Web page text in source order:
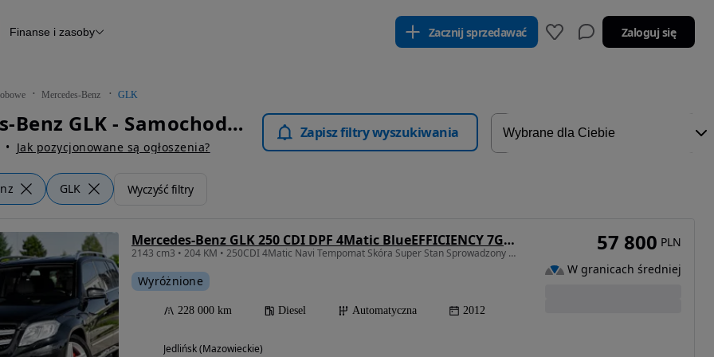
Raport z inspekcji
Otomoto News
Finanse i zasoby Zacznij sprzedawać Zaloguj się
Mercedes-Benz GLK
Mercedes-Benz GLK - Samochody Osobowe
Jak pozycjonowane są ogłoszenia?
Zapisz filtry wyszukiwania
GLK Wyczyść filtry
Mercedes-Benz GLK 250 CDI DPF 4Matic BlueEFFICIENCY 7G-TRONIC
2143 cm3 • 204 KM • 250CDI 4Matic Navi Tempomat Skóra Super Stan Sprowadzony Szwajcar
Wyróżnione
228 000 km Diesel Automatyczna 2012
Jedlińsk (Mazowieckie)
57 800 PLN
W granicach średniej